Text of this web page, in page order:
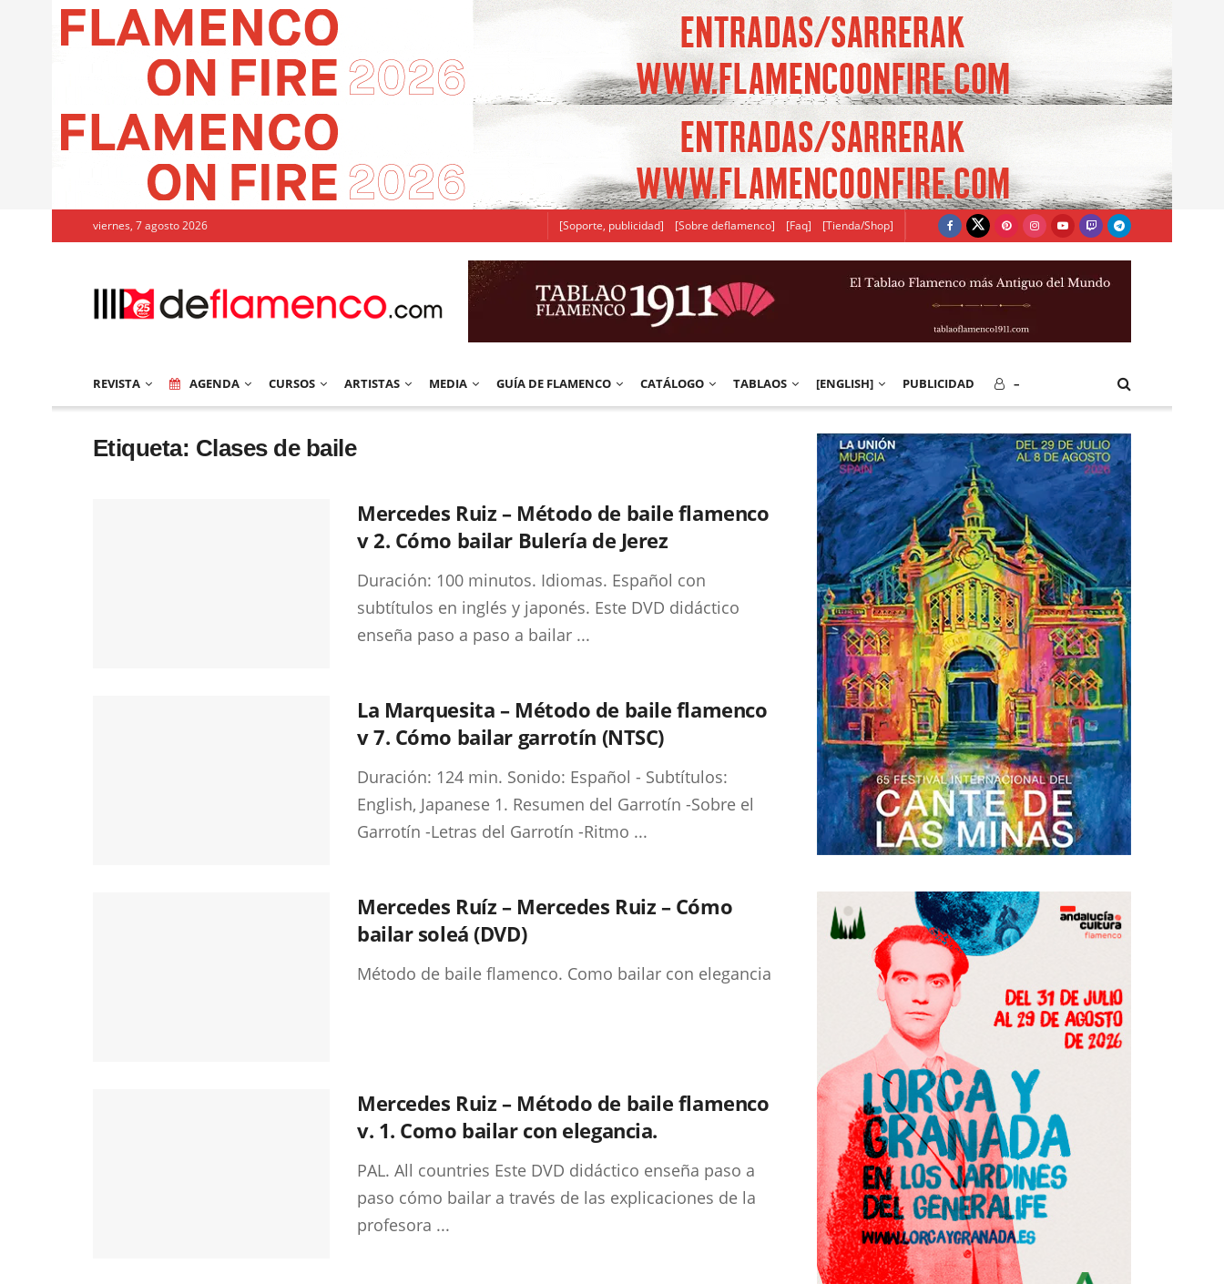
viernes, 7 agosto 2026 [Soporte, publicidad] [Sobre deflamenco] [Faq] [Tienda/Shop]
REVISTA AGENDA CURSOS ARTISTAS MEDIA GUÍA DE FLAMENCO CATÁLOGO TABLAOS [ENGLISH] PUBLICIDAD –
Etiqueta: Clases de baile
Mercedes Ruiz – Método de baile flamenco
v 2. Cómo bailar Bulería de Jerez
Duración: 100 minutos. Idiomas. Español con
subtítulos en inglés y japonés. Este DVD didáctico
enseña paso a paso a bailar ...
La Marquesita – Método de baile flamenco
v 7. Cómo bailar garrotín (NTSC)
Duración: 124 min. Sonido: Español - Subtítulos:
English, Japanese 1. Resumen del Garrotín -Sobre el
Garrotín -Letras del Garrotín -Ritmo ...
Mercedes Ruíz – Mercedes Ruiz – Cómo
bailar soleá (DVD)
Método de baile flamenco. Como bailar con elegancia
Mercedes Ruiz – Método de baile flamenco
v. 1. Como bailar con elegancia.
PAL. All countries Este DVD didáctico enseña paso a
paso cómo bailar a través de las explicaciones de la
profesora ...